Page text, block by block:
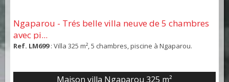
Ngaparou - Trés belle villa neuve de 5 chambres
avec pi...
Ref. LM699: Villa 325 m², 5 chambres, piscine à Ngaparou.
Maison villa Ngaparou 325 m²